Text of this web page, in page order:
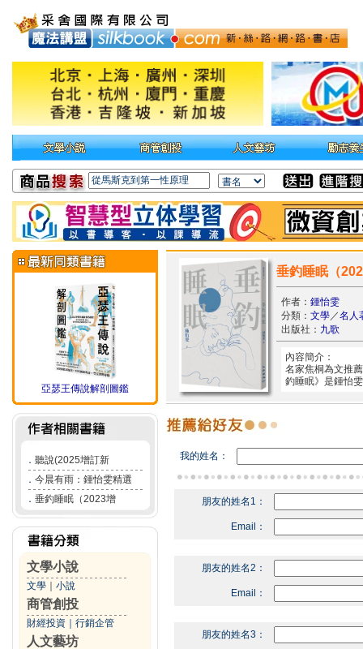
亞瑟王傳說解剖圖鑑
． 聽說(2025增訂新
． 今晨有雨：鍾怡雯精選
． 垂釣睡眠（2023增
文學小說
文學 小說
商管創投
財經投資 行銷企管
人文藝坊
垂釣睡眠（
作者： 鍾怡雯
分類： 文學／名人
出版社： 九歌
內容簡介：
名家焦桐為文推
釣睡眠》是鍾怡
我的姓名：
朋友的姓名1：
Email：
朋友的姓名2：
Email：
朋友的姓名3：